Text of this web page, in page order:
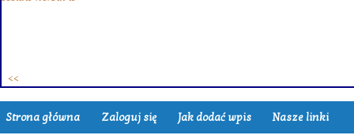
Strona główna Zaloguj się Jak dodać wpis Nasze linki